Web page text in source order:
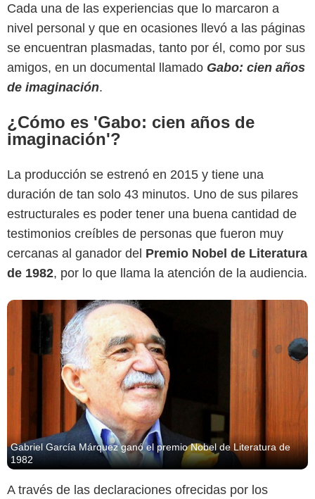
Cada una de las experiencias que lo marcaron a
nivel personal y que en ocasiones llevó a las páginas
se encuentran plasmadas, tanto por él, como por sus
amigos, en un documental llamado Gabo: cien años
de imaginación.
¿Cómo es 'Gabo: cien años de
imaginación'?
La producción se estrenó en 2015 y tiene una
duración de tan solo 43 minutos. Uno de sus pilares
estructurales es poder tener una buena cantidad de
testimonios creíbles de personas que fueron muy
cercanas al ganador del Premio Nobel de Literatura
de 1982, por lo que llama la atención de la audiencia.
Gabriel García Márquez ganó el premio Nobel de Literatura de
1982
A través de las declaraciones ofrecidas por los